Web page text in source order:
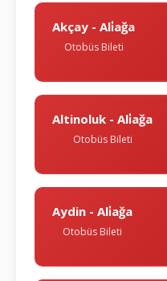
Akçay - Ali̇ağa
Otobüs Bileti
Altinoluk - Ali̇ağa
Otobüs Bileti
Aydin - Ali̇ağa
Otobüs Bileti